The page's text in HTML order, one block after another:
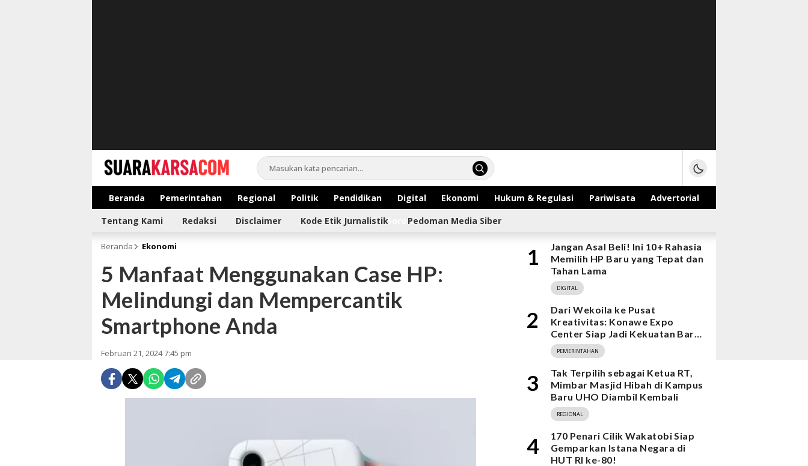
suarakarsa.com
Informasi terpercaya
Beranda Pemerintahan Regional Politik Pendidikan Digital Ekonomi Hukum & Regulasi Pariwisata
Advertorial
Sorotan
Tentang Kami Redaksi Disclaimer Kode Etik Jurnalistik Pedoman Media Siber
Beranda Ekonomi
5 Manfaat Menggunakan Case HP:
Melindungi dan Mempercantik
Smartphone Anda
Februari 21, 2024 7:45 pm
1
Jangan Asal Beli! Ini 10+ Rahasia
Memilih HP Baru yang Tepat dan
Tahan Lama
DIGITAL
2
Dari Wekoila ke Pusat
Kreativitas: Konawe Expo
Center Siap Jadi Kekuatan Baru
Ekonomi
PEMERINTAHAN
3
Tak Terpilih sebagai Ketua RT,
Mimbar Masjid Hibah di Kampus
Baru UHO Diambil Kembali
REGIONAL
4
170 Penari Cilik Wakatobi Siap
Gemparkan Istana Negara di
HUT RI ke-80!